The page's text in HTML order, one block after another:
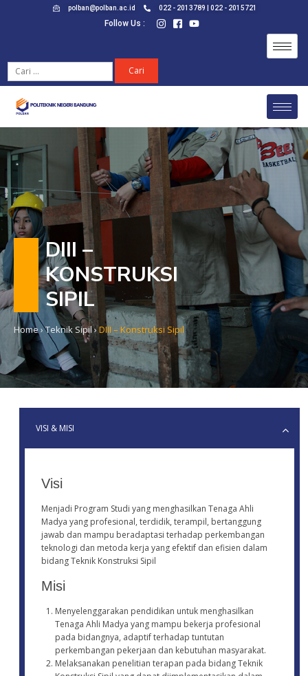
polban@polban.ac.id 022 - 2013789 | 022 - 2015721
Follow Us :
DIII –
KONSTRUKSI
SIPIL
Home›Teknik Sipil › DIII – Konstruksi Sipil
VISI & MISI
Visi
Menjadi Program Studi yang menghasilkan Tenaga Ahli
Madya yang profesional, terdidik, terampil, bertanggung
jawab dan mampu beradaptasi terhadap perkembangan
teknologi dan metoda kerja yang efektif dan efisien dalam
bidang Teknik Konstruksi Sipil
Misi
Menyelenggarakan pendidikan untuk menghasilkan
Tenaga Ahli Madya yang mampu bekerja profesional
pada bidangnya, adaptif terhadap tuntutan
perkembangan pekerjaan dan kebutuhan masyarakat.
Melaksanakan penelitian terapan pada bidang Teknik